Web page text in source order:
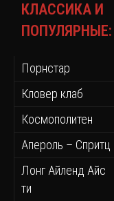
КЛАССИКА И
ПОПУЛЯРНЫЕ:
Порнстар
Кловер клаб
Космополитен
Апероль – Спритц
Лонг Айленд Айс
ти